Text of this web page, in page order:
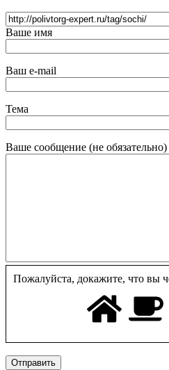
Ваше имя
Ваш e-mail
Тема
Ваше сообщение (не обязательно)
Пожалуйста, докажите, что вы